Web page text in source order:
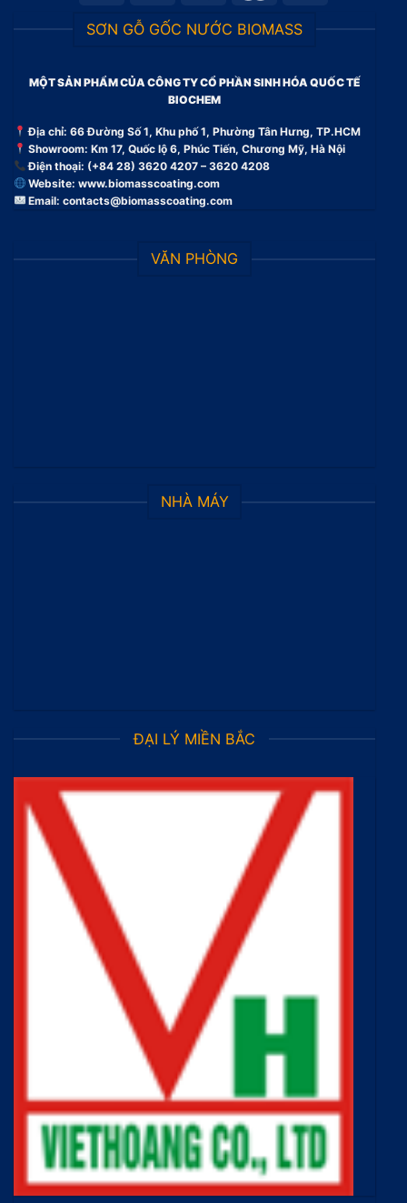
SƠN GỖ GỐC NƯỚC BIOMASS
MỘT SẢN PHẨM CỦA CÔNG TY CỔ PHẦN SINH HÓA QUỐC TẾ
BIOCHEM
Địa chỉ: 66 Đường Số 1, Khu phố 1, Phường Tân Hưng, TP.HCM
Showroom: Km 17, Quốc lộ 6, Phúc Tiến, Chương Mỹ, Hà Nội
Điện thoại: (+84 28) 3620 4207 – 3620 4208
Website:www.biomasscoating.com
Email:contacts@biomasscoating.com
VĂN PHÒNG
NHÀ MÁY
ĐẠI LÝ MIỀN BẮC